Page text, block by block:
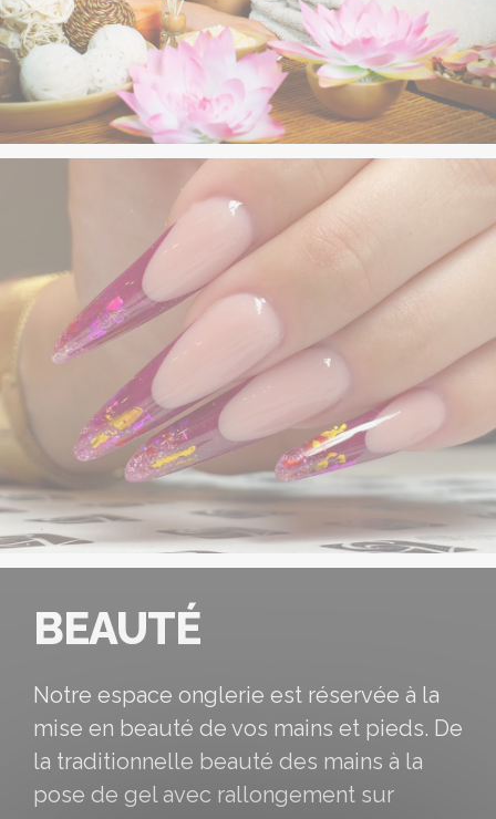
BEAUTÉ
Notre espace onglerie est réservée à la
mise en beauté de vos mains et pieds. De
la traditionnelle beauté des mains à la
pose de gel avec rallongement sur